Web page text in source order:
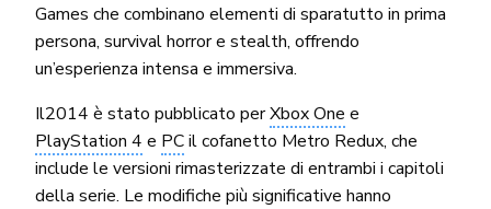
Games che combinano elementi di sparatutto in prima
persona, survival horror e stealth, offrendo
un’esperienza intensa e immersiva.
Il2014 è stato pubblicato perXbox One e
PlayStation 4 e PCil cofanetto Metro Redux, che
include le versioni rimasterizzate di entrambi i capitoli
della serie. Le modifiche più significative hanno